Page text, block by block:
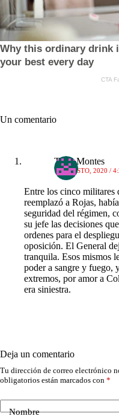
Un comentario
Tulio Montes
16 AGOSTO, 2020 /
Entre los cinco militares
reemplazó a Rojas,
seguridad del régimen,
su jefe las decisiones
ordenes para el
oposición. El General
tranquila. Esos mismos
poder a sangre y fuego,
extremos, por amor a
era siniestra.
Deja un comentario
Tu dirección de correo electrónico
obligatorios están marcados con *
Nombre